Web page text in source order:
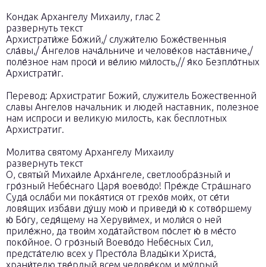
Кондак Архангелу Михаилу, глас 2
развернуть текст
Архистрати́же Бо́жий,/ служи́телю Боже́ственныя
сла́вы,/ А́нгелов нача́льниче и челове́ков наста́вниче,/
поле́зное нам проси́ и ве́лию ми́лость,// я́ко Безпло́тных
Архистрати́г.
Перевод: Архистратиг Божий, служитель Божественной
славы Ангелов начальник и людей наставник, полезное
нам испроси и великую милость, как бесплотных
Архистратиг.
Молитва святому Архангелу Михаилу
развернуть текст
О, святы́й Михаи́ле Арха́нгеле, светлообра́зный и
гро́зный Небе́снаго Царя́ воево́до! Пре́жде Стра́шнаго
Суда́ осла́би ми пока́ятися от грехо́в мои́х, от се́ти
ловя́щих изба́ви ду́шу мою́ и приведи́ ю́ к сотво́ршему
ю́ Бо́гу, седя́щему на Херуви́мех, и моли́ся о ней
приле́жно, да твои́м хода́тайством по́слет ю́ в ме́сто
поко́йное. О гро́зный Воево́до Небе́сных Сил,
предста́телю всех у Престо́ла Влады́ки Христа́,
храни́телю тве́рдый всем челове́ком и му́дрый